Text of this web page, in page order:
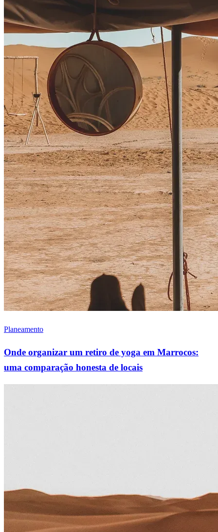
Planeamento
Onde organizar um retiro de yoga em Marrocos:
uma comparação honesta de locais